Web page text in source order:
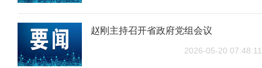
赵刚主持召开省政府党组会议
2026-05-20 07:48:11